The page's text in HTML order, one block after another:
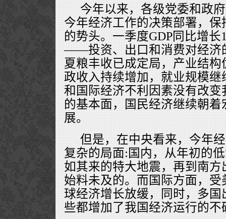
今年以来，各级党委和政
今年经济工作的决策部署，
的势头。一季度GDP同比增长
——投资、出口和消费对经济
夏粮丰收已成定局，产业结
政收入持续增加，就业规模
和国际经济不利因素没有改
的基本面，国民经济继续朝
展。
但是，在中央看来，今年
复杂的局面:国内，从年初的
如其来的特大地震，再到南
始料未及的。而国际方面，
球经济增长放缓，同时，多
些都增加了我国经济运行的不